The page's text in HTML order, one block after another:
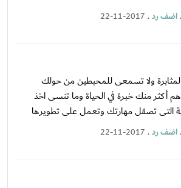
.اضف رد.
22-11-2017
ولا تسمعى للمحبطين من حولك
أكثر منك خبرة في الحياة وما تنسى اخذ
التى تصقل مهارتك وتعمل على تطويرها
.اضف رد.
22-11-2017